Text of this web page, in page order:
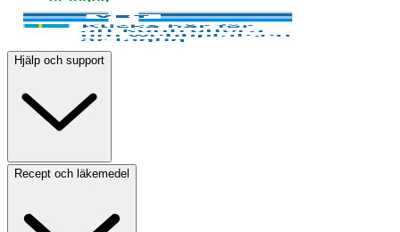
Hjälp och support
Recept och läkemedel